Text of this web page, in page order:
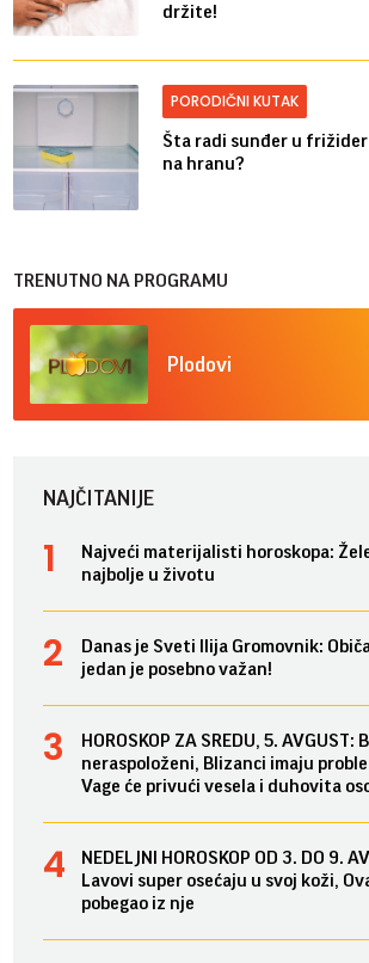
držite!
PORODIČNI KUTAK
Šta radi sunđer u
na hranu?
TRENUTNO NA PROGRAMU
Plodovi
NAJČITANIJE
Najveći materijalisti horoskopa:
najbolje u životu
Danas je Sveti Ilija Gromovnik:
jedan je posebno važan!
HOROSKOP ZA SREDU, 5. AVGUST:
neraspoloženi, Blizanci imaju
Vage će privući vesela i duhovita
NEDELJNI HOROSKOP OD 3. DO 9.
Lavovi super osećaju u svoj koži,
pobegao iz nje